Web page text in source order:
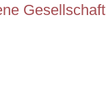
Gesellschaft